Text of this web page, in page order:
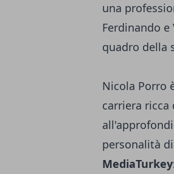
una
Ferdinando
quadro della
Nicola Porro
carriera ricca
personalità
MediaTurkey